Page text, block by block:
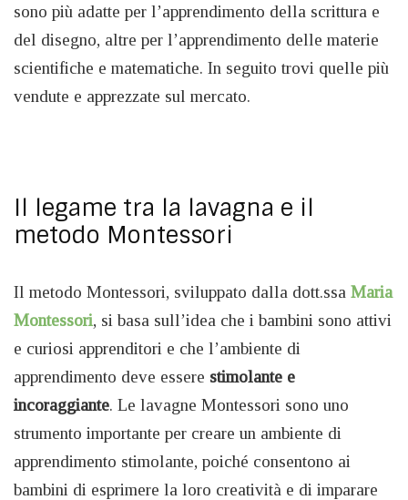
sono più adatte per l’apprendimento della scrittura e
del disegno, altre per l’apprendimento delle materie
scientifiche e matematiche. In seguito trovi quelle più
vendute e apprezzate sul mercato.
Il legame tra la lavagna e il
metodo Montessori
Il metodo Montessori, sviluppato dalla dott.ssa Maria
Montessori, si basa sull’idea che i bambini sono attivi
e curiosi apprenditori e che l’ambiente di
apprendimento deve essere stimolante e
incoraggiante. Le lavagne Montessori sono uno
strumento importante per creare un ambiente di
apprendimento stimolante, poiché consentono ai
bambini di esprimere la loro creatività e di imparare